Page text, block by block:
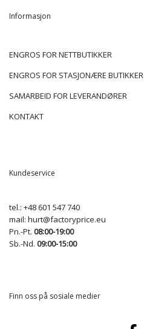
Informasjon
ENGROS FOR NETTBUTIKKER
ENGROS FOR STASJONÆRE BUTIKKER
SAMARBEID FOR LEVERANDØRER
KONTAKT
Kundeservice
tel.: +48 601 547 740
mail: hurt@factoryprice.eu
Pn.-Pt. 08:00-19:00
Sb.-Nd. 09:00-15:00
Finn oss på sosiale medier